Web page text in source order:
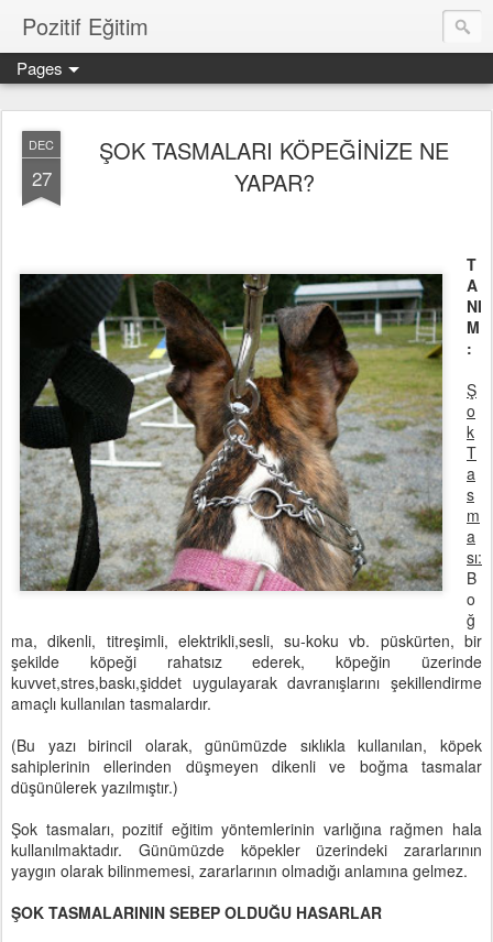
Pozitif Eğitim
Pages
DEC
27
ŞOK TASMALARI KÖPEĞİNİZE NE
YAPAR?
T
A
NI
M
:
Ş
o
k
T
a
s
m
a
sı:
B
o
ğ
ma, dikenli, titreşimli, elektrikli,sesli, su-koku vb. püskürten, bir
şekilde köpeği rahatsız ederek, köpeğin üzerinde
kuvvet,stres,baskı,şiddet uygulayarak davranışlarını şekillendirme
amaçlı kullanılan tasmalardır.
(Bu yazı birincil olarak, günümüzde sıklıkla kullanılan, köpek
sahiplerinin ellerinden düşmeyen dikenli ve boğma tasmalar
düşünülerek yazılmıştır.)
Şok tasmaları, pozitif eğitim yöntemlerinin varlığına rağmen hala
kullanılmaktadır. Günümüzde köpekler üzerindeki zararlarının
yaygın olarak bilinmemesi, zararlarının olmadığı anlamına gelmez.
ŞOK TASMALARININ SEBEP OLDUĞU HASARLAR